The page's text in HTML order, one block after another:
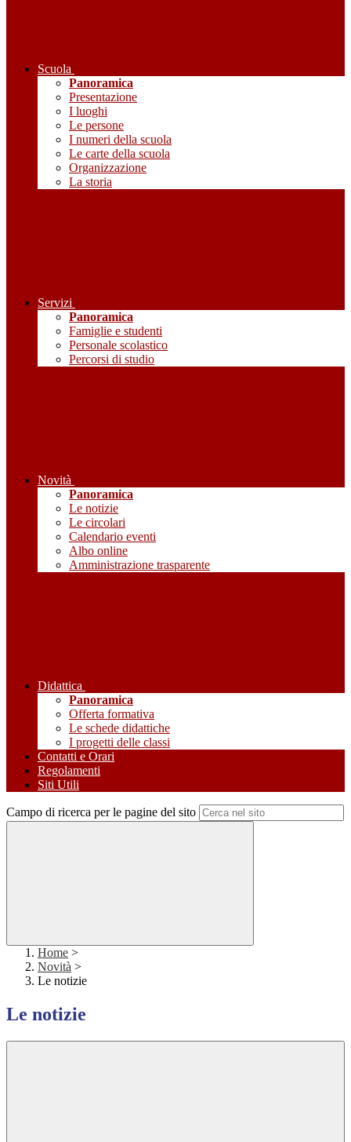
Scuola
Panoramica
Presentazione
I luoghi
Le persone
I numeri della scuola
Le carte della scuola
Organizzazione
La storia
Servizi
Panoramica
Famiglie e studenti
Personale scolastico
Percorsi di studio
Novità
Panoramica
Le notizie
Le circolari
Calendario eventi
Albo online
Amministrazione trasparente
Didattica
Panoramica
Offerta formativa
Le schede didattiche
I progetti delle classi
Contatti e Orari
Regolamenti
Siti Utili
Campo di ricerca per le pagine del sito
Home >
Novità >
Le notizie
Le notizie